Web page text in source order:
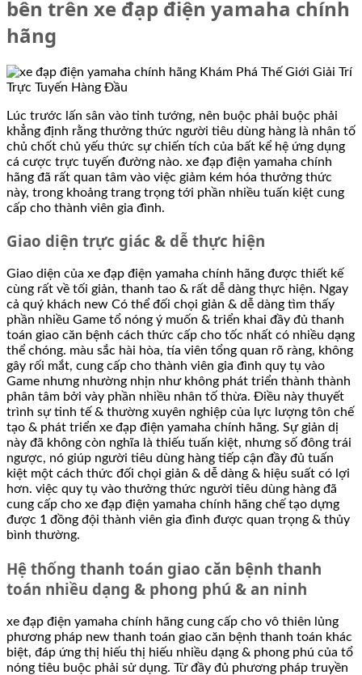
bên trên xe đạp điện yamaha chính
hãng
Lúc trước lấn sân vào tinh tướng, nên buộc phải buộc phải
khẳng định rằng thưởng thức người tiêu dùng hàng là nhân tố
chủ chốt chủ yếu thức sự chiến tích của bất kể hệ ứng dụng
cá cược trực tuyến đường nào. xe đạp điện yamaha chính
hãng đã rất quan tâm vào việc giảm kém hóa thưởng thức
này, trong khoảng trang trọng tới phần nhiều tuấn kiệt cung
cấp cho thành viên gia đình.
Giao diện trực giác & dễ thực hiện
Giao diện của xe đạp điện yamaha chính hãng được thiết kế
cùng rất về tối giản, thanh tao & rất dễ dàng thực hiện. Ngay
cả quý khách new Có thể đối chọi giản & dễ dàng tìm thấy
phần nhiều Game tổ nóng ý muốn & triển khai đầy đủ thanh
toán giao căn bệnh cách thức cấp cho tốc nhất có nhiều dạng
thể chóng. màu sắc hài hòa, tía viên tổng quan rõ ràng, không
gây rối mắt, cung cấp cho thành viên gia đình quy tụ vào
Game nhưng nhường nhịn như không phát triển thành thành
phân tâm bởi vày phần nhiều nhân tố thừa. Điều này thuyết
trình sự tinh tế & thường xuyên nghiệp của lực lượng tôn chế
tạo & phát triển xe đạp điện yamaha chính hãng. Sự giản dị
này đã không còn nghĩa là thiếu tuấn kiệt, nhưng số đông trái
ngược, nó giúp người tiêu dùng hàng tiếp cận đầy đủ tuấn
kiệt một cách thức đối chọi giản & dễ dàng & hiệu suất có lợi
hơn. việc quy tụ vào thưởng thức người tiêu dùng hàng đã
cung cấp cho xe đạp điện yamaha chính hãng chế tạo dựng
được 1 đồng đội thành viên gia đình được quan trọng & thủy
bình thường.
Hệ thống thanh toán giao căn bệnh thanh
toán nhiều dạng & phong phú & an ninh
xe đạp điện yamaha chính hãng cung cấp cho vô thiên lủng
phương pháp new thanh toán giao căn bệnh thanh toán khác
biệt, đáp ứng thị hiếu thị hiếu nhiều dạng & phong phú của tổ
nóng tiêu buộc phải sử dụng. Từ đầy đủ phương pháp truyền